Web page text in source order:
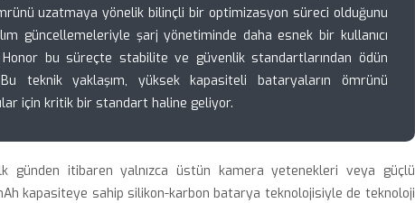
uzatmaya yönelik bilinçli bir optimizasyon süreci olduğunu
güncellemeleriyle şarj yönetiminde daha esnek bir kullanıcı
bu süreçte stabilite ve güvenlik standartlarından ödün
teknik yaklaşım, yüksek kapasiteli bataryaların ömrünü
için kritik bir standart haline geliyor.
günden itibaren yalnızca üstün kamera yetenekleri veya güçlü
kapasiteye sahip silikon-karbon batarya teknolojisiyle de teknoloji